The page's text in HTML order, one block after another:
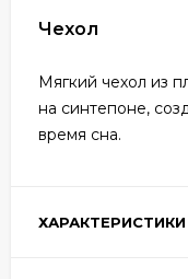
Чехол
Мягкий чехол из
на синтепоне,
время сна.
ХАРАКТЕРИСТИКИ